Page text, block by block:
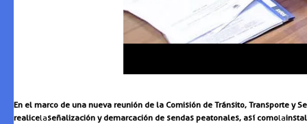
En el marco de una nueva reunión de la Comisión de Tránsito, Transporte y
realicelaseñalización y demarcación de sendas peatonales, así comola